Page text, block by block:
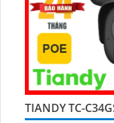
TIANDY TC-